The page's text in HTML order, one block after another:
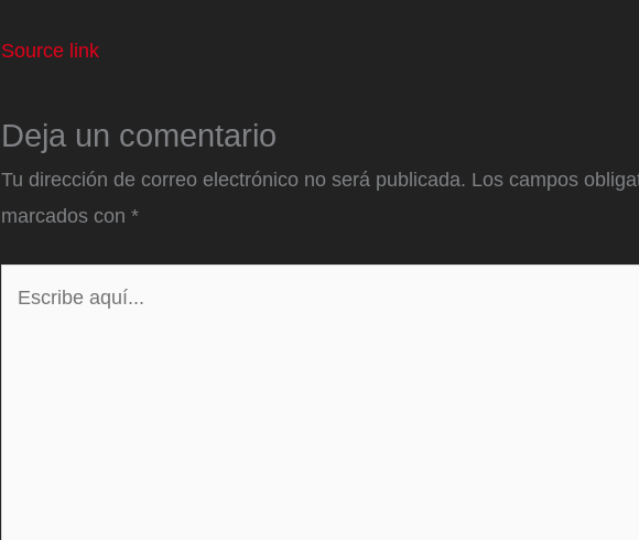
Source link
Deja un comentario
Tu dirección de correo electrónico no será publicada. Los campos
marcados con *